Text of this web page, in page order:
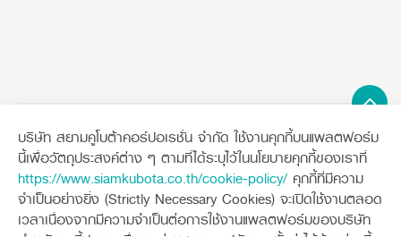
บริษัท สยามคูโบต้าคอร์ปอเรชั่น จำกัด ใช้งานคุกกี้บนแพลตฟอร์ม
นี้เพื่อวัตถุประสงค์ต่าง ๆ ตามที่ได้ระบุไว้ในนโยบายคุกกี้ของเราที่
https://www.siamkubota.co.th/cookie-policy/คุกกี้ที่มีความ
จำเป็นอย่างยิ่ง (Strictly Necessary Cookies) จะเปิดใช้งานตลอด
เวลาเนื่องจากมีความจำเป็นต่อการใช้งานแพลตฟอร์มของบริษัท
Sitemap
เครื่องจักรกลการเกษตร
แทรกเตอร์
อุปกรณ์ต่อพ่วงแทรกเตอร์
เครื่องจักรกลก่อสร้าง
รถขุดขนาดเล็ก
อุปกรณ์ต่อพ่วงรถขุด
ช่องทางการติดตาม ศูนย์ลูกค้าสัมพันธ์คูโบต้า คอนเนค